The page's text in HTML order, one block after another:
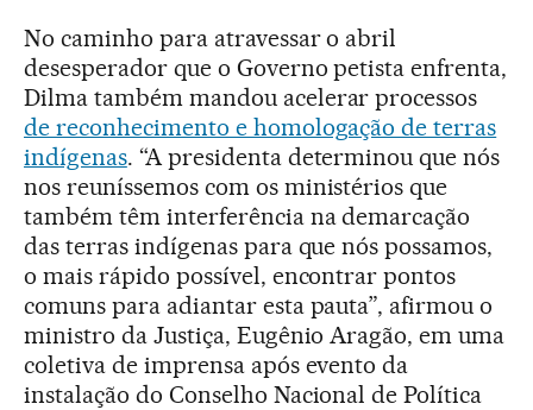
No caminho para atravessar o abril
desesperador que o Governo petista enfrenta,
Dilma também mandou acelerar processos
de reconhecimento e homologação de terras
indígenas. “A presidenta determinou que nós
nos reuníssemos com os ministérios que
também têm interferência na demarcação
das terras indígenas para que nós possamos,
o mais rápido possível, encontrar pontos
comuns para adiantar esta pauta”, afirmou o
ministro da Justiça, Eugênio Aragão, em uma
coletiva de imprensa após evento da
instalação do Conselho Nacional de Política